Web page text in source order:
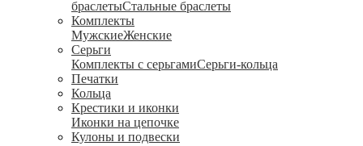
браслетыСтальные браслеты
Комплекты
МужскиеЖенские
Серьги
Комплекты с серьгамиСерьги-кольца
Печатки
Кольца
Крестики и иконки
Иконки на цепочке
Кулоны и подвески